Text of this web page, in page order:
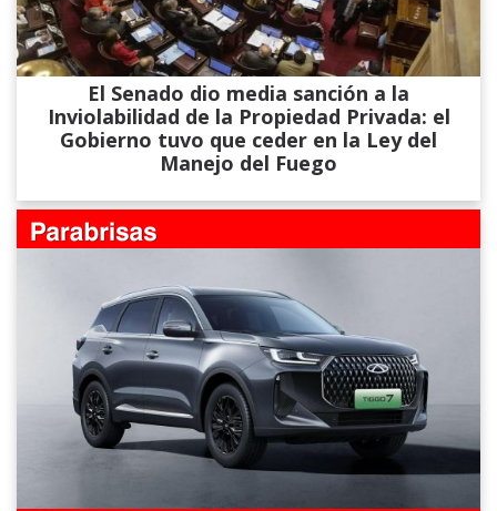
El Senado dio media sanción a la
Inviolabilidad de la Propiedad Privada: el
Gobierno tuvo que ceder en la Ley del
Manejo del Fuego